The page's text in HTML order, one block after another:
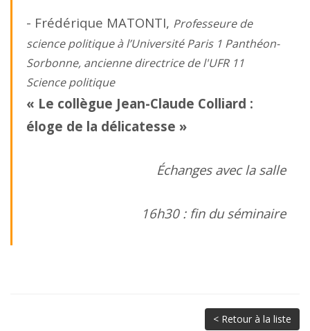
- Frédérique MATONTI, Professeure de
science politique à l’Université Paris 1 Panthéon-
Sorbonne, ancienne directrice de l'UFR 11
Science politique
« Le collègue Jean-Claude Colliard :
éloge de la délicatesse »
Échanges avec la salle
16h30 : fin du séminaire
< Retour à la liste